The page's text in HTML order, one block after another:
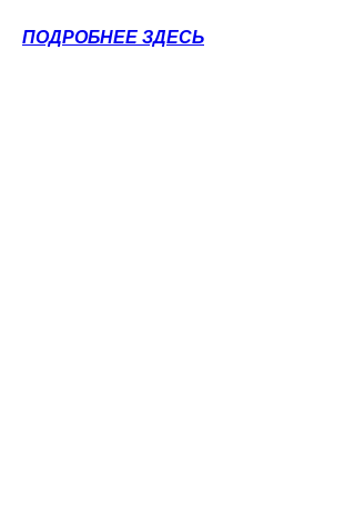
ПОДРОБНЕЕ ЗДЕСЬ